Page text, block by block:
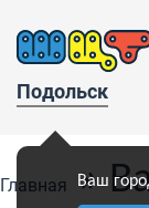
Подольск
Ваш
Главная »